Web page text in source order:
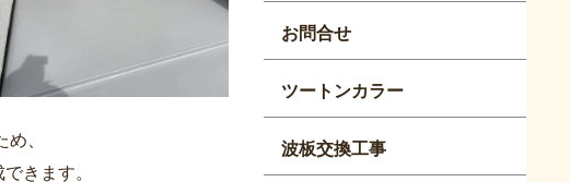
、
きます。
お問合せ
ツートンカラー
波板交換工事